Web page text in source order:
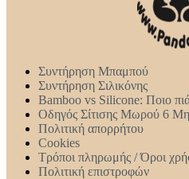
Συντήρηση Mπαμπού
Συντήρηση Σιλικόνης
Bamboo vs Silicone: Ποιο
Οδηγός Σίτισης Μωρού 6
Πολιτική απορρήτου
Cookies
Τρόποι πληρωμής / Όροι
Πολιτική επιστροφών